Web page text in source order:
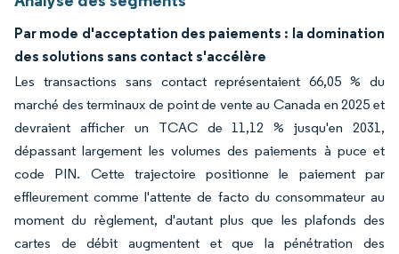
Par mode d'acceptation des paiements : la domination
des solutions sans contact s'accélère
Les transactions sans contact représentaient 66,05 % du
marché des terminaux de point de vente au Canada en 2025 et
devraient afficher un TCAC de 11,12 % jusqu'en 2031,
dépassant largement les volumes des paiements à puce et
code PIN. Cette trajectoire positionne le paiement par
effleurement comme l'attente de facto du consommateur au
moment du règlement, d'autant plus que les plafonds des
cartes de débit augmentent et que la pénétration des